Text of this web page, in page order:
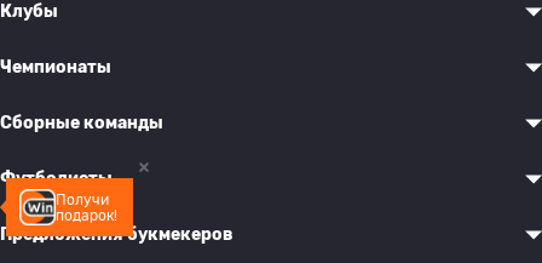
Получи
подарок!
Клубы
Чемпионаты
Сборные команды
Футболисты
Предложения букмекеров